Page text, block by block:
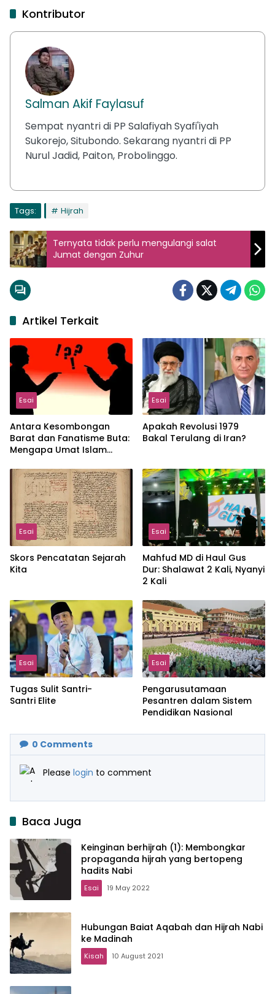
Kontributor
Salman Akif Faylasuf
Sempat nyantri di PP Salafiyah Syafi'iyah
Sukorejo, Situbondo. Sekarang nyantri di PP
Nurul Jadid, Paiton, Probolinggo.
Tags: Hijrah
Ternyata tidak perlu mengulangi salat
Jumat dengan Zuhur
Artikel Terkait
Esai
Antara Kesombongan
Barat dan Fanatisme Buta:
Mengapa Umat Islam
Esai
Apakah Revolusi 1979
Bakal Terulang di Iran?
Esai
Skors Pencatatan Sejarah
Kita
Esai
Mahfud MD di Haul Gus
Dur: Shalawat 2 Kali, Nyanyi
2 Kali
Esai
Tugas Sulit Santri-
Santri Elite
Esai
Pengarusutamaan
Pesantren dalam Sistem
Pendidikan Nasional
0 Comments
Please login to comment
Baca Juga
Keinginan berhijrah (1): Membongkar
propaganda hijrah yang bertopeng
hadits Nabi
Esai 19 May 2022
Hubungan Baiat Aqabah dan Hijrah Nabi
ke Madinah
Kisah 10 August 2021